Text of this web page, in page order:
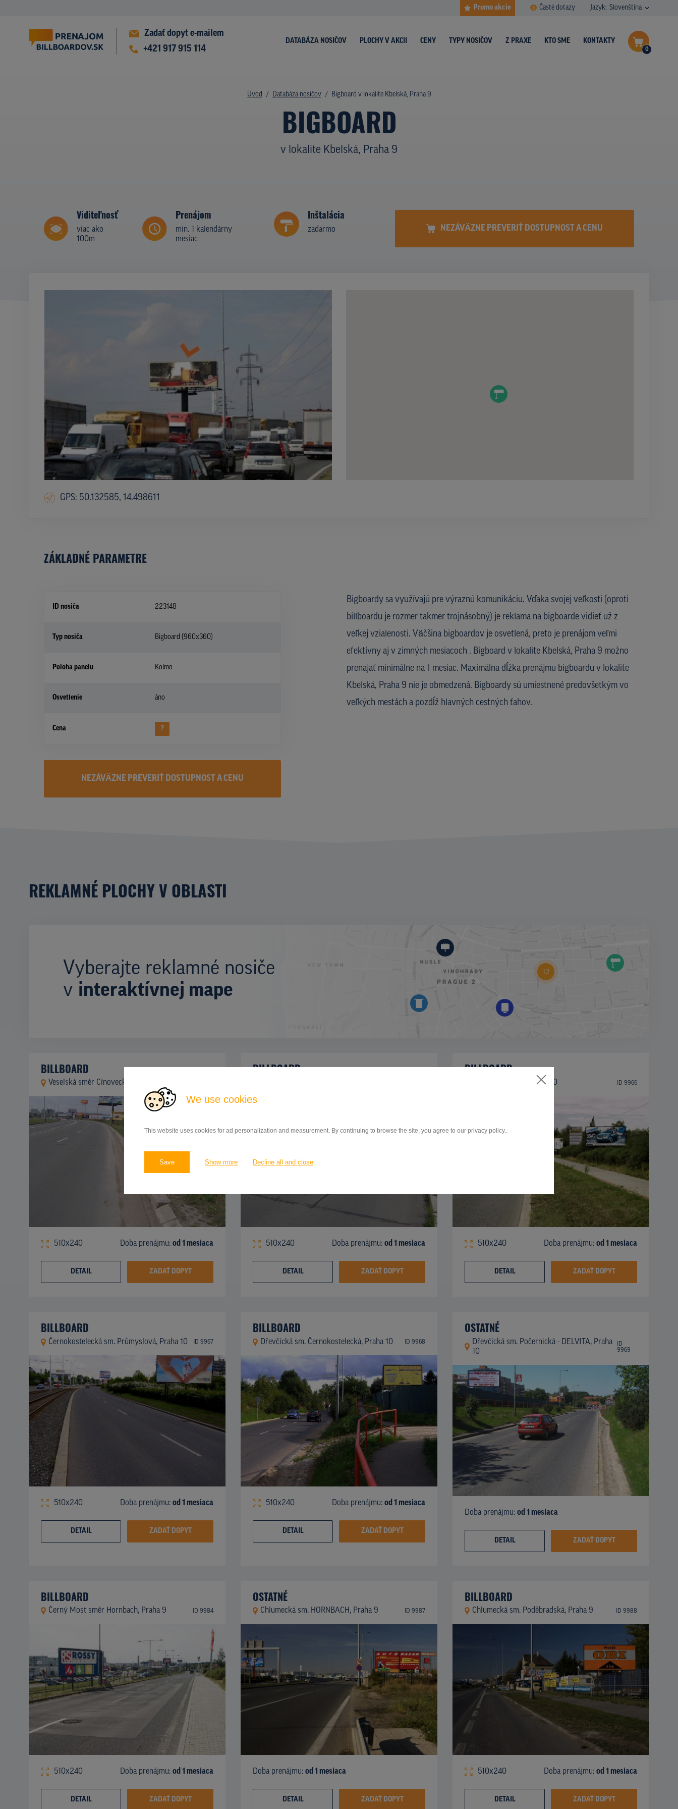
We use cookies
This website uses cookies for ad personalization and measurement. By continuing to browse the site, you agree to our privacy policy..
Save Show more Decline all and close
Promo akcie Časté dotazy Jazyk: Slovenština
Zadať dopyt e-mailem
+421 917 915 114
0
DATABÁZA NOSIČOV PLOCHY V AKCII CENY TYPY NOSIČOV Z PRAXE KTO SME KONTAKTY
Úvod Databáza nosičov Bigboard v lokalite Kbelská, Praha 9
BIGBOARD
v lokalite Kbelská, Praha 9
Viditeľnosť
viac ako
100m
Prenájom
min. 1 kalendárny
mesiac
Inštalácia
zadarmo NEZÁVÄZNE PREVERIŤ DOSTUPNOST A CENU
GPS: 50.132585, 14.498611
ZÁKLADNÉ PARAMETRE
ID nosiča 223148
Typ nosiča Bigboard (960x360)
Poloha panelu Kolmo
Osvetlenie áno
Cena ?
Bigboardy sa využívajú pre výraznú komunikáciu. Vďaka svojej veľkosti (oproti
billboardu je rozmer takmer trojnásobný) je reklama na bigboarde vidieť už z
veľkej vzialenosti. Väčšina bigboardov je osvetlená, preto je prenájom veľmi
efektívny aj v zimných mesiacoch . Bigboard v lokalite Kbelská, Praha 9 možno
prenajať minimálne na 1 mesiac. Maximálna dĺžka prenájmu bigboardu v lokalite
Kbelská, Praha 9 nie je obmedzená. Bigboardy sú umiestnené predovšetkým vo
veľkých mestách a pozdĺž hlavných cestných ťahov.
NEZÁVÄZNE PREVERIŤ DOSTUPNOST A CENU
REKLAMNÉ PLOCHY V OBLASTI
Vyberajte reklamné nosiče
v interaktívnej mape
BILLBOARD
Veselská směr Cínovecká, Praha 9
510x240 Doba prenájmu: od 1 mesiaca
DETAIL ZADAŤ DOPYT
BILLBOARD
510x240 Doba prenájmu: od 1 mesiaca
DETAIL ZADAŤ DOPYT
BILLBOARD
Černokostelecká, Praha 10 ID 9966
510x240 Doba prenájmu: od 1 mesiaca
DETAIL ZADAŤ DOPYT
BILLBOARD
Černokostelecká sm. Průmyslová, Praha 10 ID 9967
510x240 Doba prenájmu: od 1 mesiaca
DETAIL ZADAŤ DOPYT
BILLBOARD
Dřevčická sm. Černokostelecká, Praha 10 ID 9968
510x240 Doba prenájmu: od 1 mesiaca
DETAIL ZADAŤ DOPYT
OSTATNÉ
Dřevčická sm. Počernická - DELVITA, Praha
10
ID
9969
Doba prenájmu: od 1 mesiaca
DETAIL ZADAŤ DOPYT
BILLBOARD
Černý Most směr Hornbach, Praha 9 ID 9984
510x240 Doba prenájmu: od 1 mesiaca
DETAIL ZADAŤ DOPYT
OSTATNÉ
Chlumecká sm. HORNBACH, Praha 9 ID 9987
Doba prenájmu: od 1 mesiaca
DETAIL ZADAŤ DOPYT
BILLBOARD
Chlumecká sm. Poděbradská, Praha 9 ID 9988
510x240 Doba prenájmu: od 1 mesiaca
DETAIL ZADAŤ DOPYT